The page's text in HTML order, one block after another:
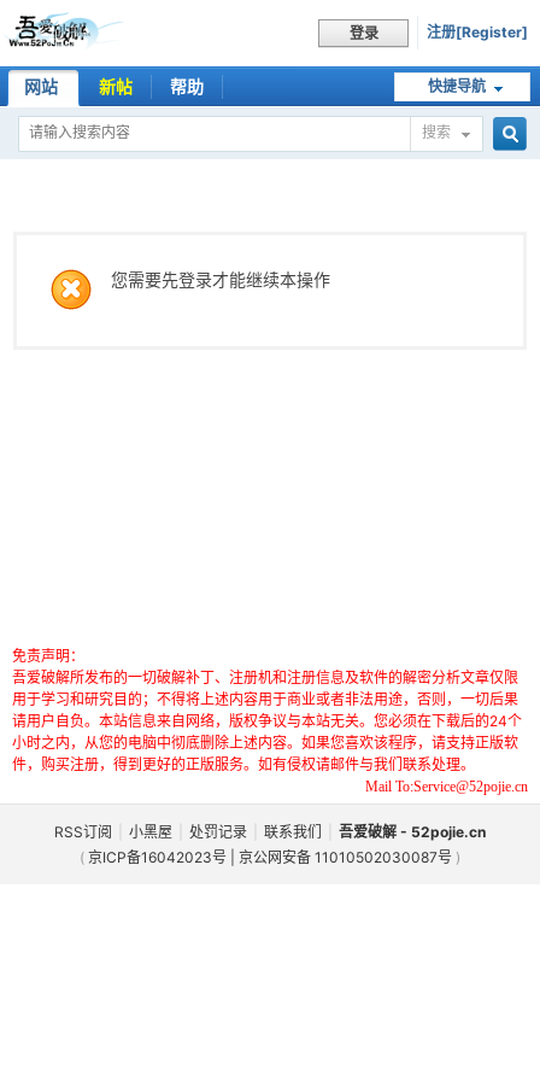
登录 注册[Register]
快捷导航
网站 新帖 帮助
搜索
您需要先登录才能继续本操作
免责声明：
吾爱破解所发布的一切破解补丁、注册机和注册信息及软件的解密分析文章仅限
用于学习和研究目的；不得将上述内容用于商业或者非法用途，否则，一切后果
请用户自负。本站信息来自网络，版权争议与本站无关。您必须在下载后的24个
小时之内，从您的电脑中彻底删除上述内容。如果您喜欢该程序，请支持正版软
件，购买注册，得到更好的正版服务。如有侵权请邮件与我们联系处理。
Mail To:Service@52pojie.cn
RSS订阅 小黑屋 处罚记录 联系我们
吾爱破解 - 52pojie.cn
( 京ICP备16042023号 | 京公网安备 11010502030087号 )